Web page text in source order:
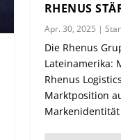
RHENUS
Apr. 30, 2025 |
Die Rhenus
Lateinamerika:
Rhenus
Marktposition